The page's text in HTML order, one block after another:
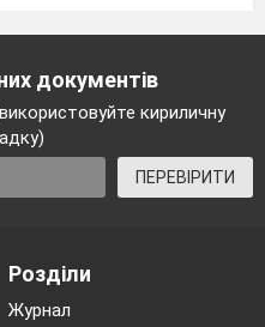
податкової
підсумків опитування.
опорних знань
фінансової системи.
бюджет?
документів
кириличну
ПЕРЕВІРИТИ
Розділи
Журнал